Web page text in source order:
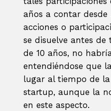
años a contar
acciones o
se disuelve antes
de 10 años, no
entendiéndose que
lugar al tiempo de
startup, aunque la
en este aspecto.